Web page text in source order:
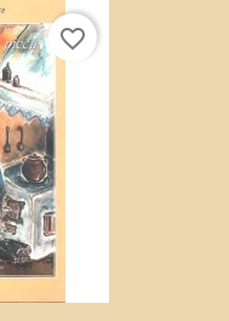
favorite_border